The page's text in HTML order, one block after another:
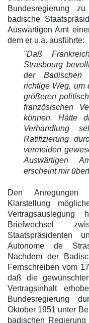
Bundesregierung
badische
Auswärtigen Amt
dem er u.a. ausführte:
"Daß
Strasbourg
der Badischen
richtige Weg, um
größeren
französischen
können. Hätte
Verhandlung
Ratifizierung
vermeiden
Auswärtigen
erscheint mir
Den Anregungen
Klarstellung
Vertragsauslegung
Briefwechsel
Staatspräsidenten
Autonome de
Nachdem der
Fernschreiben vom
daß die
Vertragsinhalt
Bundesregierung
Oktober 1951 unter
badischen